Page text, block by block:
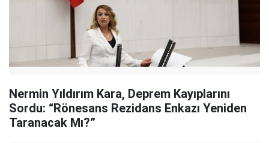
Nermin Yıldırım Kara, Deprem Kayıplarını
Sordu: “Rönesans Rezidans Enkazı Yeniden
Taranacak Mı?”